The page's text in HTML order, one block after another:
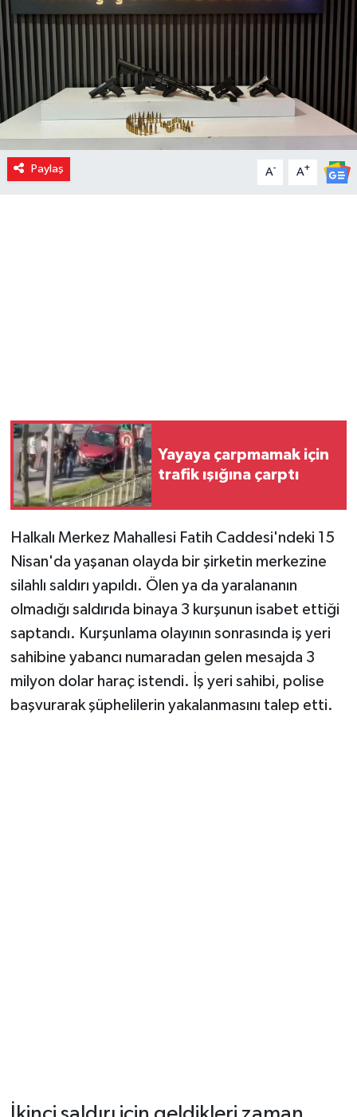
Paylaş A- A+
Yayaya çarpmamak için
trafik ışığına çarptı
Halkalı Merkez Mahallesi Fatih Caddesi'ndeki 15
Nisan'da yaşanan olayda bir şirketin merkezine
silahlı saldırı yapıldı. Ölen ya da yaralananın
olmadığı saldırıda binaya 3 kurşunun isabet ettiği
saptandı. Kurşunlama olayının sonrasında iş yeri
sahibine yabancı numaradan gelen mesajda 3
milyon dolar haraç istendi. İş yeri sahibi, polise
başvurarak şüphelilerin yakalanmasını talep etti.